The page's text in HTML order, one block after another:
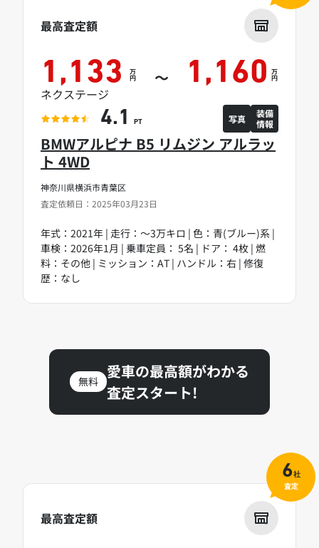
神奈川県横浜市青葉区
査定依頼日：2025年03月23日
BMWアルピナ B5 リムジン アルラッ
ト 4WD
年式：2021年 | 走行：～3万キロ | 色：青(ブルー)系 |
車検：2026年1月 | 乗車定員： 5名 | ドア： 4枚 | 燃
料：その他 | ミッション：AT | ハンドル：右 | 修復
歴：なし
最高査定額
1,133 万
円 ～ 1,160 万
円
ネクステージ
4.1 PT 写真
装備
情報
無料
愛車の最高額がわかる
査定スタート!
最高査定額
6社
査定